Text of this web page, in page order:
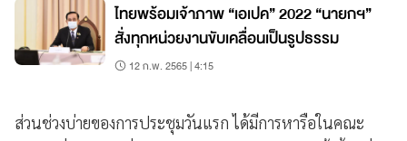
ไทยพร้อมเจ้าภาพ “เอเปค” 2022 “นายกฯ”
สั่งทุกหน่วยงานขับเคลื่อนเป็นรูปธรรม
12 ก.พ. 2565 | 4:15
ส่วนช่วงบ่ายของการประชุมวันแรก ได้มีการหารือในคณะ